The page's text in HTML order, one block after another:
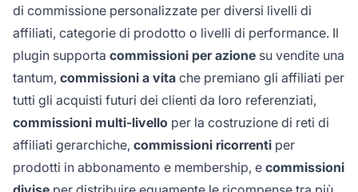
di commissione personalizzate per diversi livelli di
affiliati, categorie di prodotto o livelli di performance. Il
plugin supporta commissioni per azione su vendite una
tantum, commissioni a vita che premiano gli affiliati per
tutti gli acquisti futuri dei clienti da loro referenziati,
commissioni multi-livello per la costruzione di reti di
affiliati gerarchiche, commissioni ricorrenti per
prodotti in abbonamento e membership, e commissioni